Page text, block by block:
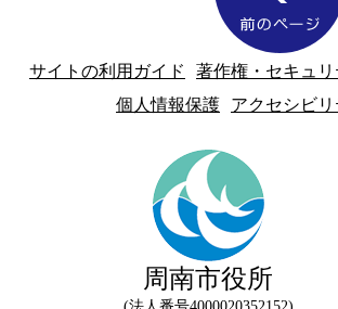
サイトの利用ガイド
著作権・セキュ
個人情報保護
アクセシビリ
周南市役所
法人番号4000020352152